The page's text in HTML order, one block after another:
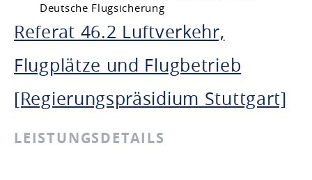
Deutsche Flugsicherung
Referat 46.2 Luftverkehr,
Flugplätze und Flugbetrieb
[Regierungspräsidium Stuttgart]
LEISTUNGSDETAILS